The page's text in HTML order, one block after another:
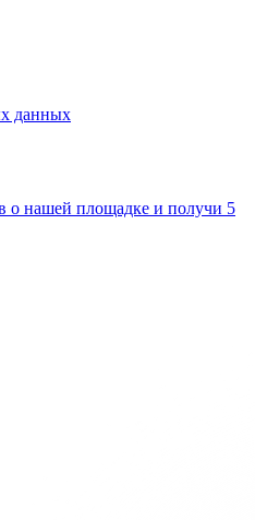
данных
о нашей площадке и получи 5